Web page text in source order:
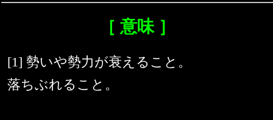
［ 意味 ］
[1] 勢いや勢力が衰えること。
落ちぶれること。